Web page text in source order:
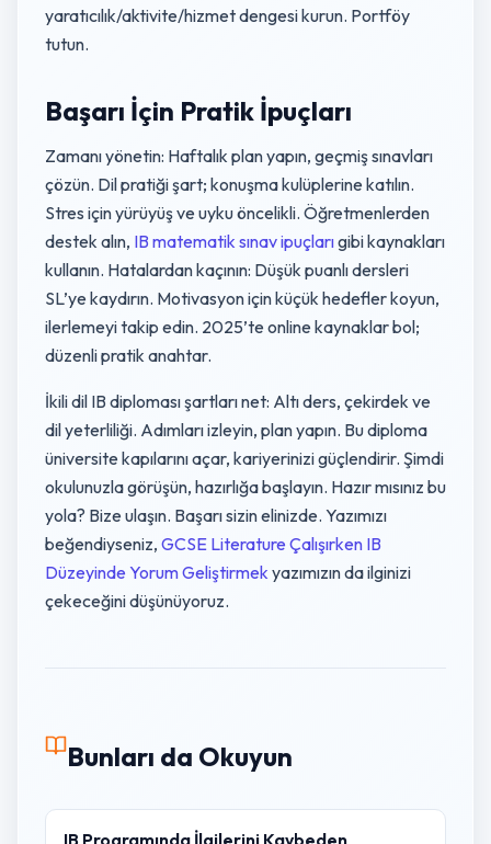
yaratıcılık/aktivite/hizmet dengesi kurun. Portföy
tutun.
Başarı İçin Pratik İpuçları
Zamanı yönetin: Haftalık plan yapın, geçmiş sınavları
çözün. Dil pratiği şart; konuşma kulüplerine katılın.
Stres için yürüyüş ve uyku öncelikli. Öğretmenlerden
destek alın, IB matematik sınav ipuçlarıgibi kaynakları
kullanın. Hatalardan kaçının: Düşük puanlı dersleri
SL’ye kaydırın. Motivasyon için küçük hedefler koyun,
ilerlemeyi takip edin. 2025’te online kaynaklar bol;
düzenli pratik anahtar.
İkili dil IB diploması şartları net: Altı ders, çekirdek ve
dil yeterliliği. Adımları izleyin, plan yapın. Bu diploma
üniversite kapılarını açar, kariyerinizi güçlendirir. Şimdi
okulunuzla görüşün, hazırlığa başlayın. Hazır mısınız bu
yola? Bize ulaşın. Başarı sizin elinizde. Yazımızı
beğendiyseniz, GCSE Literature Çalışırken IB
Düzeyinde Yorum Geliştirmek yazımızın da ilginizi
çekeceğini düşünüyoruz.
Bunları da Okuyun
IB Programında İlgilerini Kaybeden